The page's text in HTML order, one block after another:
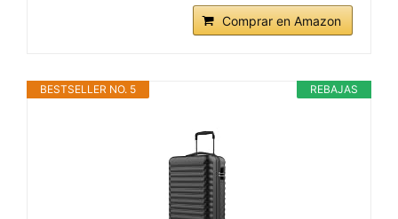
Comprar en Amazon
REBAJAS
BESTSELLER NO. 5